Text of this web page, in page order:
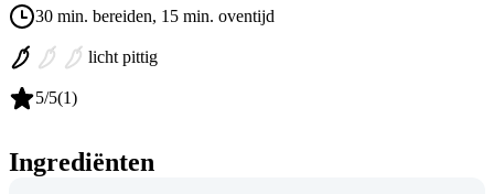
30 min. bereiden, 15 min. oventijd
licht pittig
5/5(1)
Ingrediënten